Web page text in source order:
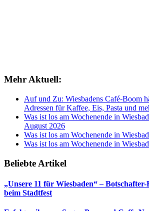
Mehr Aktuell:
Auf und Zu: Wiesbadens Café-Boom
Adressen für Kaffee, Eis, Pasta und
Was ist los am Wochenende in
August 2026
Was ist los am Wochenende in
Was ist los am Wochenende in
Beliebte Artikel
„Unsere 11 für Wiesbaden“ –
beim Stadtfest